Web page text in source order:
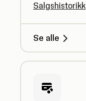
Salgshistorikk
Se alle